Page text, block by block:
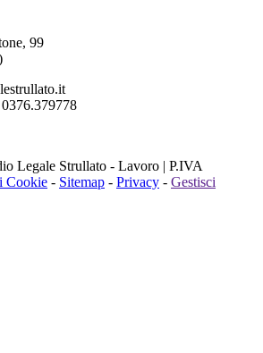
99
Legale Strullato - Lavoro | P.IVA
Cookie - Sitemap - Privacy - Gestisci